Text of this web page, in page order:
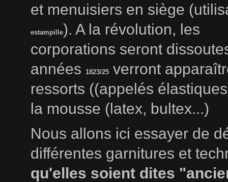
et menuisiers en siège
estampille). A la révolution, les
corporations seront
années 1823/25 verront
ressorts ((appelés
la mousse (latex, bultex...)
Nous allons ici essayer de
différentes garnitures et
qu'elles soient dites